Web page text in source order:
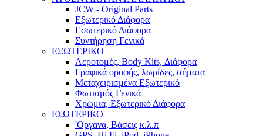
JCW - Original Parts
Εξωτερικό Διάφορα
Εσωτερικό Διάφορα
Συντήρηση Γενικά
ΕΞΩΤΕΡΙΚΟ
Αεροτομές, Body Kits, Διάφορα
Γραφικά οροφής, λωρίδες, σήματα
Μεταχειρισμένα Εξωτερικό
Φωτισμός Γενικά
Χρώμια, Εξωτερικό Διάφορα
ΕΣΩΤΕΡΙΚΟ
'Οργανα, Βάσεις κ.λ.π